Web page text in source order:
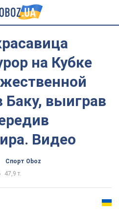
на Кубке
Баку, выиграв
Видео
Спорт Oboz
47,9 т.